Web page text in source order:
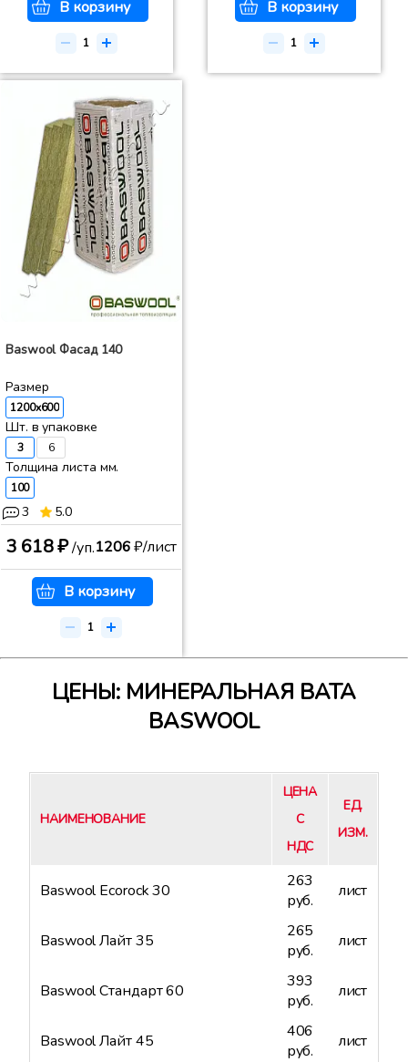
В корзину В корзину
Baswool Фасад 140
Размер
1200x600
Шт. в упаковке
3 6
Толщина листа мм.
100
3 5.0
3 618 ₽/уп.1206₽/лист
В корзину
ЦЕНЫ: МИНЕРАЛЬНАЯ ВАТА
BASWOOL
НАИМЕНОВАНИЕ
ЦЕНА
С
НДС
ЕД.
ИЗМ.
Baswool Ecorock 30
263
руб.
лист
Baswool Лайт 35
265
руб.
лист
Baswool Стандарт 60
393
руб.
лист
Baswool Лайт 45
406
руб.
лист